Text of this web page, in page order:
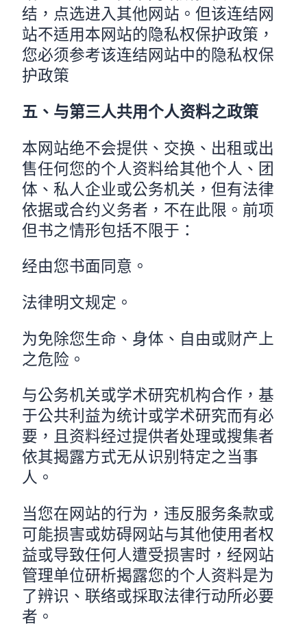
结，点选进入其他网站。但该连结网
站不适用本网站的隐私权保护政策，
您必须参考该连结网站中的隐私权保
护政策
五、与第三人共用个人资料之政策
本网站绝不会提供、交换、出租或出
售任何您的个人资料给其他个人、团
体、私人企业或公务机关，但有法律
依据或合约义务者，不在此限。前项
但书之情形包括不限于：
经由您书面同意。
法律明文规定。
为免除您生命、身体、自由或财产上
之危险。
与公务机关或学术研究机构合作，基
于公共利益为统计或学术研究而有必
要，且资料经过提供者处理或搜集者
依其揭露方式无从识别特定之当事
人。
当您在网站的行为，违反服务条款或
可能损害或妨碍网站与其他使用者权
益或导致任何人遭受损害时，经网站
管理单位研析揭露您的个人资料是为
了辨识、联络或採取法律行动所必要
者。